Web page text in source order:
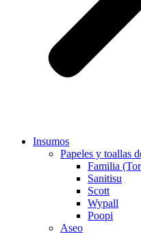
Insumos
Papeles y toallas
Familia
Sanitisu
Scott
Wypall
Poopi
Aseo